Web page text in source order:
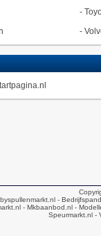
-
-
-
- Mkbaanbod.nl -
Speurmarkt.nl -